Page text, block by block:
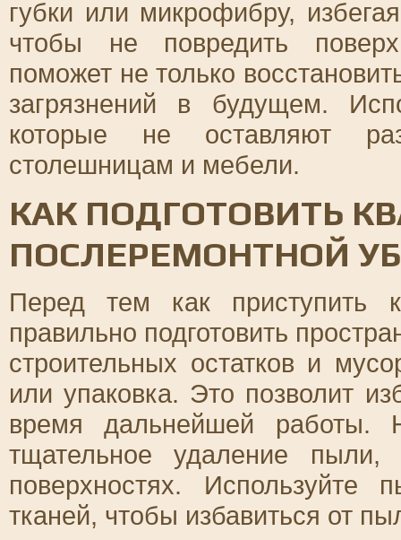
губки или микрофибру,
чтобы не повредить
поможет не только
загрязнений в будущем.
которые не оставляют
столешницам и мебели.
КАК ПОДГОТОВИТЬ
ПОСЛЕРЕМОНТНОЙ
Перед тем как приступить
правильно подготовить
строительных остатков и
или упаковка. Это позволит
время дальнейшей работы.
тщательное удаление пыли,
поверхностях.
тканей, чтобы избавиться от